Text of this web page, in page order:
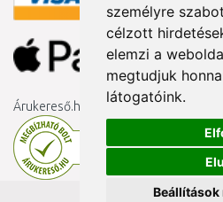
személyre
célzott
elemzi a
megtudjuk
látogatóink.
Árukereső.hu